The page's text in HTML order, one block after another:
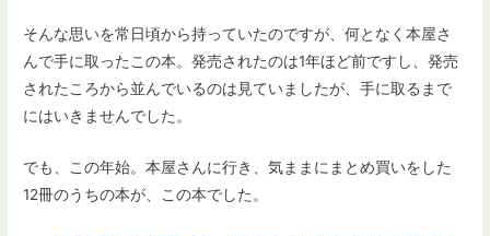
そんな思いを常日頃から持っていたのですが、何となく本屋さ
んで手に取ったこの本。発売されたのは1年ほど前ですし、発売
されたころから並んでいるのは見ていましたが、手に取るまで
にはいきませんでした。
でも、この年始。本屋さんに行き、気ままにまとめ買いをした
12冊のうちの本が、この本でした。